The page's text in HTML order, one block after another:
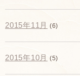
2015年11月 (6)
2015年10月 (5)